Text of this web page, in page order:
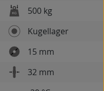
500 kg
Kugellager
15 mm
32 mm